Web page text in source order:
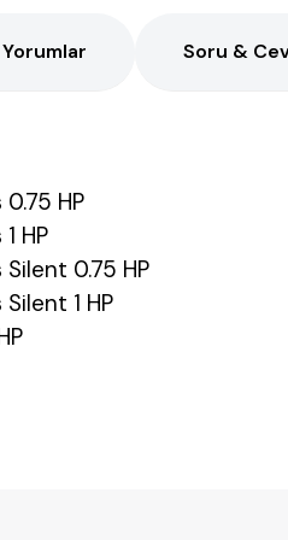
Yorumlar Soru &
HP
HP
0.75 HP
1 HP